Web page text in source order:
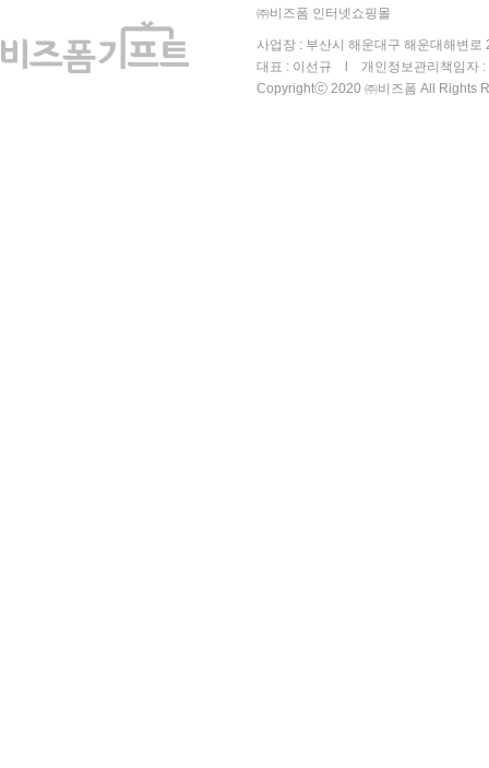
㈜비즈폼 인터넷쇼핑몰
사업장 : 부산시 해운대구 해운대해변
대표 : 이선규 l 개인정보관리책임자
Copyrightⓒ 2020 ㈜비즈폼 All Rights